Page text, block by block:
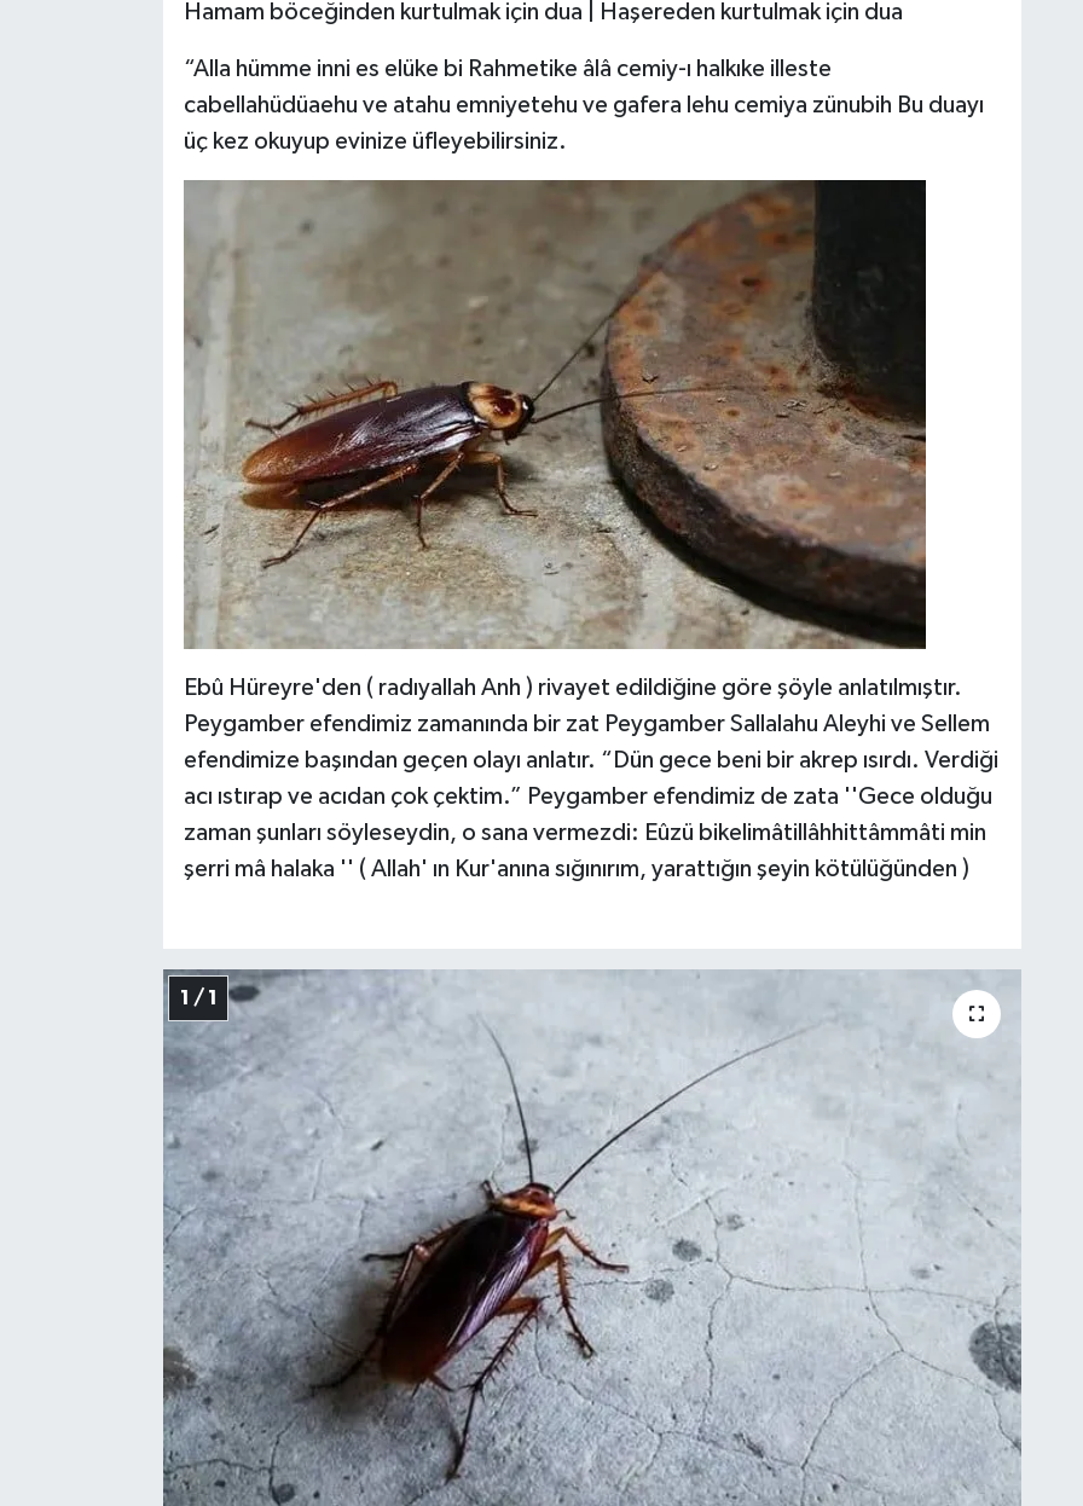
Hamam böceğinden kurtulmak için dua | Haşereden kurtulmak için dua
“Alla hümme inni es elüke bi Rahmetike âlâ cemiy-ı halkıke illeste
cabellahüdüaehu ve atahu emniyetehu ve gafera lehu cemiya zünubih Bu duayı
üç kez okuyup evinize üfleyebilirsiniz.
Ebû Hüreyre'den ( radıyallah Anh ) rivayet edildiğine göre şöyle anlatılmıştır.
Peygamber efendimiz zamanında bir zat Peygamber Sallalahu Aleyhi ve Sellem
efendimize başından geçen olayı anlatır. “Dün gece beni bir akrep ısırdı. Verdiği
acı ıstırap ve acıdan çok çektim.” Peygamber efendimiz de zata ''Gece olduğu
zaman şunları söyleseydin, o sana vermezdi: Eûzü bikelimâtillâhhittâmmâti min
şerri mâ halaka '' ( Allah' ın Kur'anına sığınırım, yarattığın şeyin kötülüğünden )
1 / 1